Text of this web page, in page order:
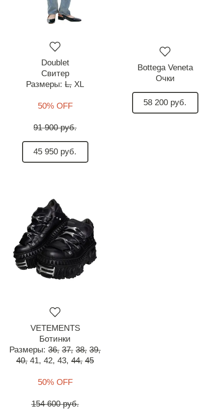
Doublet
Свитер
Размеры: L, XL
50% OFF
91 900 руб.
45 950 руб.
Bottega Veneta
Очки
58 200 руб.
VETEMENTS
Ботинки
Размеры: 36, 37, 38, 39,
40, 41, 42, 43, 44, 45
50% OFF
154 600 руб.